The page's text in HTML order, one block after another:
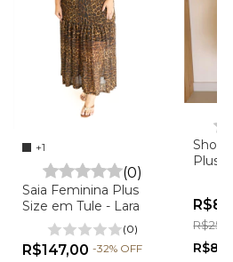
+1
(0)
Saia Feminina Plus
Size em Tule - Lara
(0)
R$147,00 -32% OFF
Short
Plus